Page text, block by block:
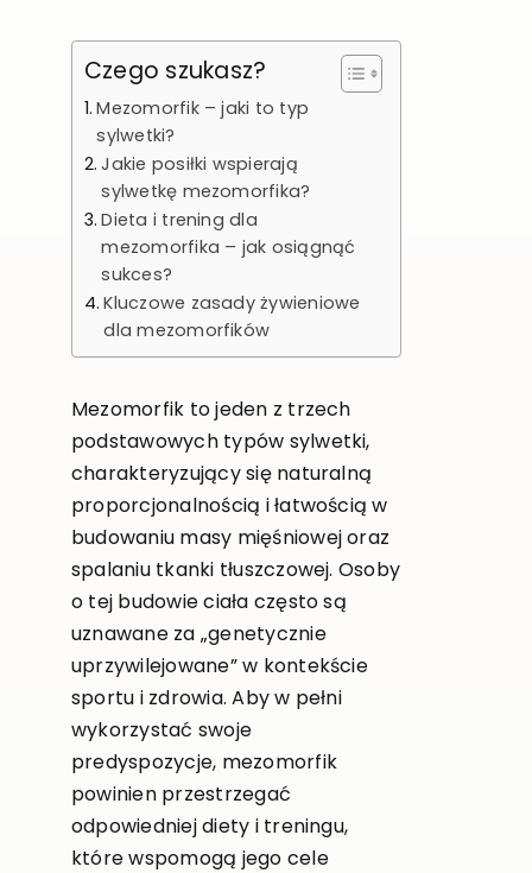
Czego szukasz?
Mezomorfik – jaki to typ
sylwetki?
Jakie posiłki wspierają
sylwetkę mezomorfika?
Dieta i trening dla
mezomorfika – jak osiągnąć
sukces?
Kluczowe zasady żywieniowe
dla mezomorfików
Mezomorfik to jeden z trzech
podstawowych typów sylwetki,
charakteryzujący się naturalną
proporcjonalnością i łatwością w
budowaniu masy mięśniowej oraz
spalaniu tkanki tłuszczowej. Osoby
o tej budowie ciała często są
uznawane za „genetycznie
uprzywilejowane” w kontekście
sportu i zdrowia. Aby w pełni
wykorzystać swoje
predyspozycje, mezomorfik
powinien przestrzegać
odpowiedniej diety i treningu,
które wspomogą jego cele